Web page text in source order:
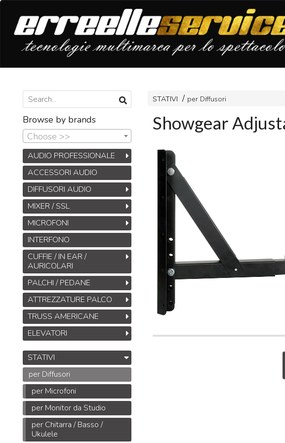
STATIVI per Diffusori
Showgear
Browse by brands
Choose >>
AUDIO PROFESSIONALE
ACCESSORI AUDIO
DIFFUSORI AUDIO
MIXER / SSL
MICROFONI
INTERFONO
CUFFIE / IN EAR /
AURICOLARI
PALCHI / PEDANE
ATTREZZATURE PALCO
TRUSS AMERICANE
ELEVATORI
STATIVI
per Diffusori
per Microfoni
per Monitor da Studio
per Chitarra / Basso /
Ukulele